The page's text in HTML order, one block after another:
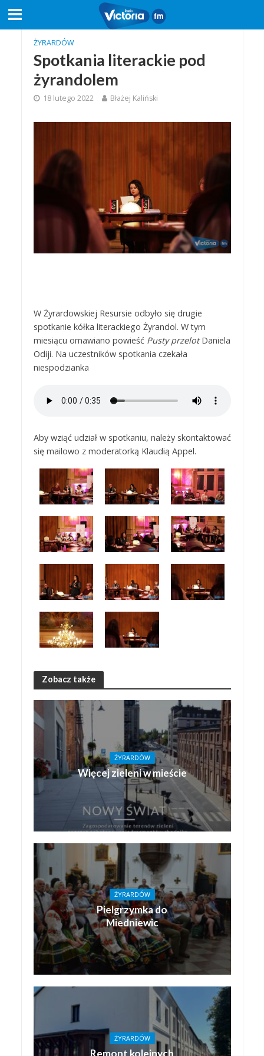
ŻYRARDÓW
Spotkania literackie pod
żyrandolem
18 lutego 2022 Błażej Kaliński
W Żyrardowskiej Resursie odbyło się drugie
spotkanie kółka literackiego Żyrandol. W tym
miesiącu omawiano powieść Pusty przelotDaniela
Odiji. Na uczestników spotkania czekała
niespodzianka
Aby wziąć udział w spotkaniu, należy skontaktować
się mailowo z moderatorką Klaudią Appel.
Zobacz także
ŻYRARDÓW
Więcej zieleni w mieście
ŻYRARDÓW
Pielgrzymka do
Miedniewic
ŻYRARDÓW
Remont kolejnych